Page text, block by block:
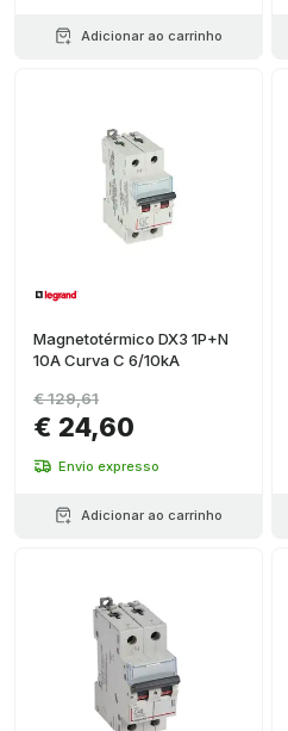
Adicionar ao carrinho
Magnetotérmico DX3 1P+N
10A Curva C 6/10kA
€ 24,60
€ 129,61
Envio expresso
Adicionar ao carrinho